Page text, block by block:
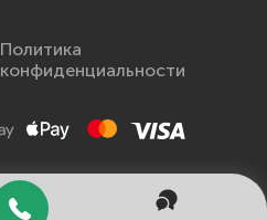
Политика
конфиденциальности